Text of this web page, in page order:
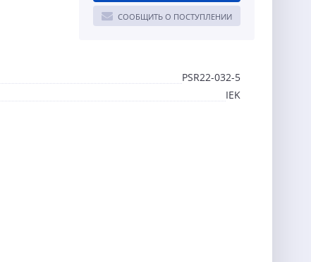
СООБЩИТЬ О ПОСТУПЛЕНИИ
PSR22-032-5
IEK